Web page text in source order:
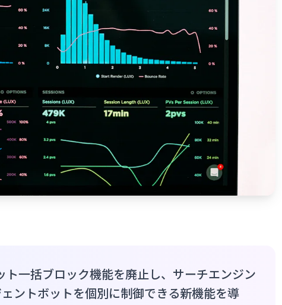
一括ブロック機能を廃止し、サーチエンジン
ントボットを個別に制御できる新機能を導